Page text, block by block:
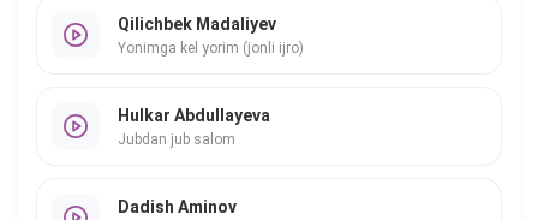
Qilichbek Madaliyev
Yonimga kel yorim (jonli ijro)
Hulkar Abdullayeva
Jubdan jub salom
Dadish Aminov